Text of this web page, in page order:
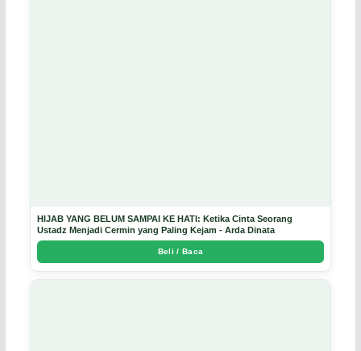
HIJAB YANG BELUM SAMPAI KE HATI: Ketika Cinta Seorang
Ustadz Menjadi Cermin yang Paling Kejam - Arda Dinata
Beli / Baca